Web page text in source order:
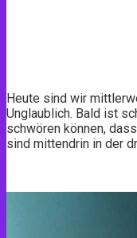
Heute sind wir
Unglaublich. Bald ist
schwören können,
sind mittendrin in der